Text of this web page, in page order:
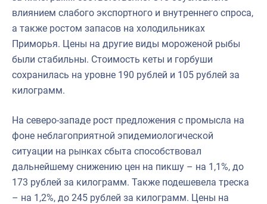
влиянием слабого экспортного и внутреннего спроса,
а также ростом запасов на холодильниках
Приморья. Цены на другие виды мороженой рыбы
были стабильны. Стоимость кеты и горбуши
сохранилась на уровне 190 рублей и 105 рублей за
килограмм.
На северо-западе рост предложения с промысла на
фоне неблагоприятной эпидемиологической
ситуации на рынках сбыта способствовал
дальнейшему снижению цен на пикшу – на 1,1%, до
173 рублей за килограмм. Также подешевела треска
– на 1,2%, до 245 рублей за килограмм. Цены на